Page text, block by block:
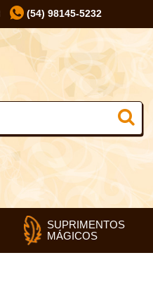
(54) 98145-5232
SUPRIMENTOS
MÁGICOS